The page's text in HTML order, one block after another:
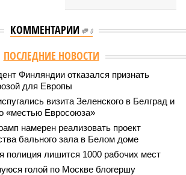
КОММЕНТАРИИ 0
ПОСЛЕДНИЕ НОВОСТИ
Финляндии отказался признать
для Европы
визита Зеленского в Белград и
«местью Евросоюза»
намерен реализовать проект
бального зала в Белом доме
полиция лишится 1000 рабочих мест
голой по Москве блогершу